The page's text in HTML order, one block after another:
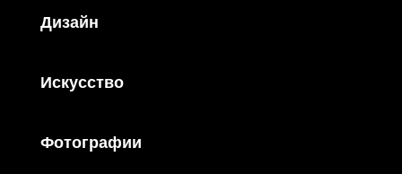
Дизайн
Искусство
Фотографии